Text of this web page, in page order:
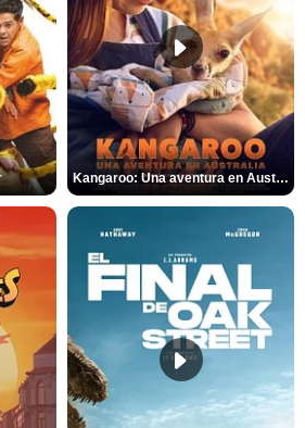
Kangaroo: Una aventura en Australia Tráiler